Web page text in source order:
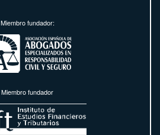
Miembro fundador:
Miembro fundador